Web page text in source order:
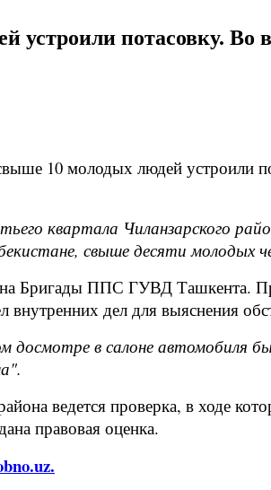
потасовку. Во
10 молодых людей устроили
квартала Чиланзарского
свыше десяти
Бригады ППС ГУВД Ташкента.
дел для выяснения
досмотре в салоне
ведется проверка, в ходе
правовая оценка.